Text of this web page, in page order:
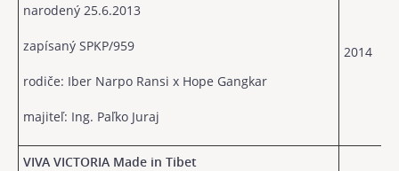
narodený 25.6.2013
zapísaný SPKP/959
rodiče: Iber Narpo Ransi x Hope Gangkar
majiteľ: Ing. Paľko Juraj
2014
VIVA VICTORIA Made in Tibet